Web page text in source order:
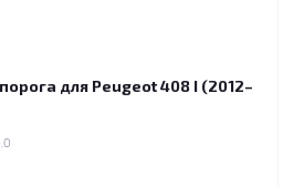
для Peugeot 408 I (2012–